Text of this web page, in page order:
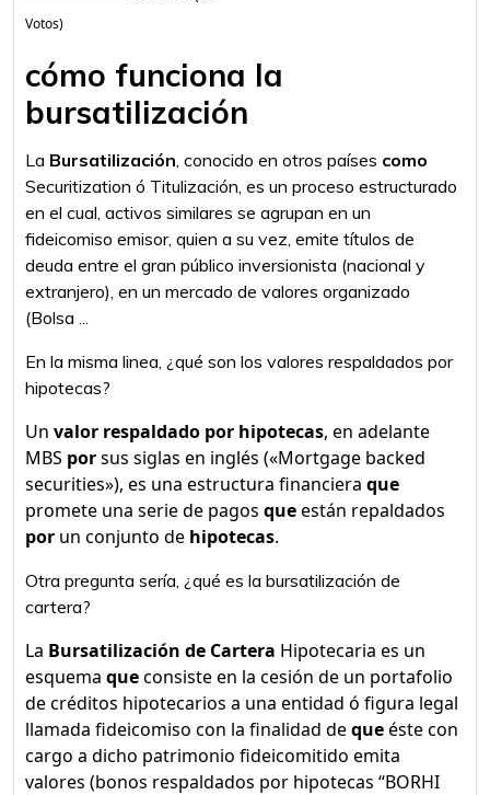
Votos)
cómo funciona la
bursatilización
La Bursatilización, conocido en otros países como
Securitization ó Titulización, es un proceso estructurado
en el cual, activos similares se agrupan en un
fideicomiso emisor, quien a su vez, emite títulos de
deuda entre el gran público inversionista (nacional y
extranjero), en un mercado de valores organizado
(Bolsa ...
En la misma linea, ¿qué son los valores respaldados por
hipotecas?
Un valor respaldado por hipotecas, en adelante
MBS porsus siglas en inglés («Mortgage backed
securities»), es una estructura financiera que
promete una serie de pagos queestán repaldados
por un conjunto de hipotecas.
Otra pregunta sería, ¿qué es la bursatilización de
cartera?
La Bursatilización de Cartera Hipotecaria es un
esquema queconsiste en la cesión de un portafolio
de créditos hipotecarios a una entidad ó figura legal
llamada fideicomiso con la finalidad dequeéste con
cargo a dicho patrimonio fideicomitido emita
valores (bonos respaldados por hipotecas “BORHI